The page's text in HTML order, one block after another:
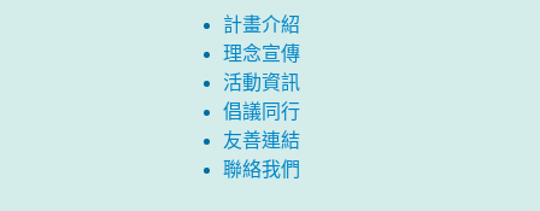
計畫介紹
理念宣傳
活動資訊
倡議同行
友善連結
聯絡我們